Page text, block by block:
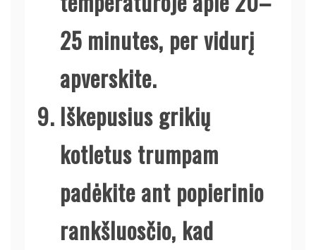
25 minutes, per vidurį
apverskite.
Iškepusius grikių
kotletus trumpam
padėkite ant popierinio
rankšluosčio, kad